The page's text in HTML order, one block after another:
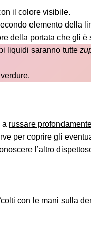
il colore visibile.
elemento della
della portata che gli è
liquidi saranno tutte
a russare
per coprire gli
l’altro
con le mani sulla